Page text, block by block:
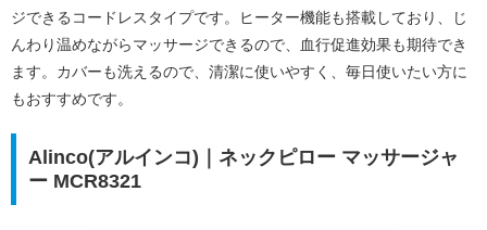
ジできるコードレスタイプです。ヒーター機能も搭載しており、じ
んわり温めながらマッサージできるので、血行促進効果も期待でき
ます。カバーも洗えるので、清潔に使いやすく、毎日使いたい方に
もおすすめです。
Alinco(アルインコ)｜ネックピロー マッサージャ
ー MCR8321